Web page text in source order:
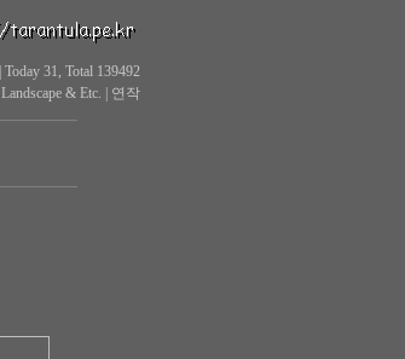
Today 31, Total 139492
Landscape & Etc. 연작